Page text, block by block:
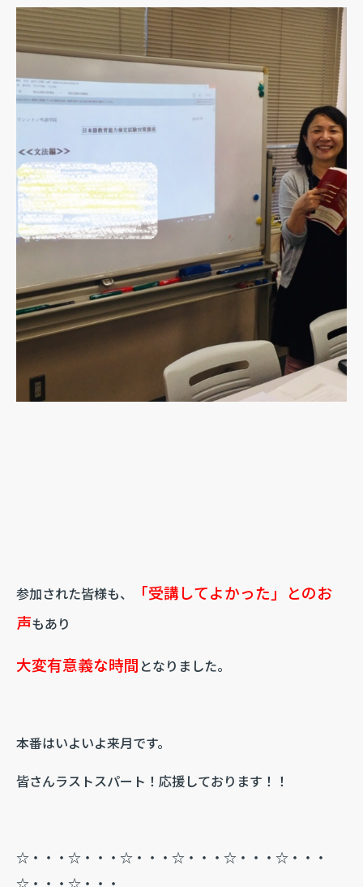
参加された皆様も、
「受講してよかった」とのお
声もあり
大変有意義な時間 となりました。
本番はいよいよ来月です。
皆さんラストスパート！応援しております！！
☆・・・☆・・・☆・・・☆・・・☆・・・☆・・・
☆・・・☆・・・